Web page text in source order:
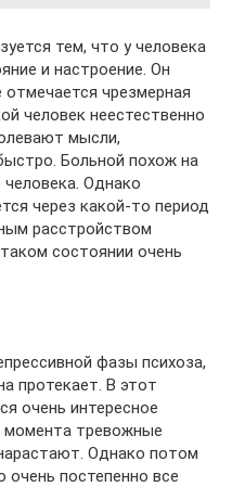
тем, что у человека
и настроение. Он
отмечается чрезмерная
человек неестественно
мысли,
Больной похож на
Однако
через какой-то период
расстройством
состоянии очень
фазы психоза,
протекает. В этот
очень интересное
момента тревожные
Однако потом
очень постепенно все